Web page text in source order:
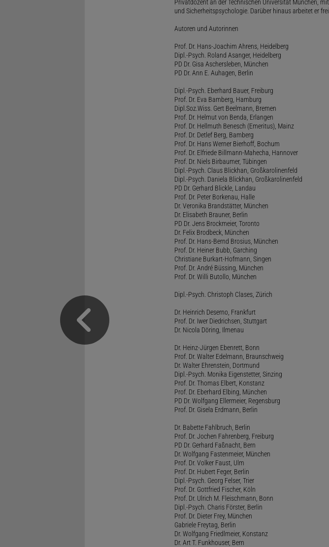
Privatdozent an der Technischen Universität München,
und Sicherheitspsychologie. Darüber hinaus arbeitet er
Autoren und Autorinnen
Prof. Dr. Hans-Joachim Ahrens, Heidelberg
Dipl.-Psych. Roland Asanger, Heidelberg
PD Dr. Gisa Aschersleben, München
PD Dr. Ann E. Auhagen, Berlin
Dipl.-Psych. Eberhard Bauer, Freiburg
Prof. Dr. Eva Bamberg, Hamburg
Dipl.Soz.Wiss. Gert Beelmann, Bremen
Prof. Dr. Helmut von Benda, Erlangen
Prof. Dr. Hellmuth Benesch (Emeritus), Mainz
Prof. Dr. Detlef Berg, Bamberg
Prof. Dr. Hans Werner Bierhoff, Bochum
Prof. Dr. Elfriede Billmann-Mahecha, Hannover
Prof. Dr. Niels Birbaumer, Tübingen
Dipl.-Psych. Claus Blickhan, Großkarolinenfeld
Dipl.-Psych. Daniela Blickhan, Großkarolinenfeld
PD Dr. Gerhard Blickle, Landau
Prof. Dr. Peter Borkenau, Halle
Dr. Veronika Brandstätter, München
Dr. Elisabeth Brauner, Berlin
PD Dr. Jens Brockmeier, Toronto
Dr. Felix Brodbeck, München
Prof. Dr. Hans-Bernd Brosius, München
Prof. Dr. Heiner Bubb, Garching
Christiane Burkart-Hofmann, Singen
Prof. Dr. André Büssing, München
Prof. Dr. Willi Butollo, München
Dipl.-Psych. Christoph Clases, Zürich
Dr. Heinrich Deserno, Frankfurt
Prof. Dr. Iwer Diedrichsen, Stuttgart
Dr. Nicola Döring, Ilmenau
Dr. Heinz-Jürgen Ebenrett, Bonn
Prof. Dr. Walter Edelmann, Braunschweig
Dr. Walter Ehrenstein, Dortmund
Dipl.-Psych. Monika Eigenstetter, Sinzing
Prof. Dr. Thomas Elbert, Konstanz
Prof. Dr. Eberhard Elbing, München
PD Dr. Wolfgang Ellermeier, Regensburg
Prof. Dr. Gisela Erdmann, Berlin
Dr. Babette Fahlbruch, Berlin
Prof. Dr. Jochen Fahrenberg, Freiburg
PD Dr. Gerhard Faßnacht, Bern
Dr. Wolfgang Fastenmeier, München
Prof. Dr. Volker Faust, Ulm
Prof. Dr. Hubert Feger, Berlin
Dipl.-Psych. Georg Felser, Trier
Prof. Dr. Gottfried Fischer, Köln
Prof. Dr. Ulrich M. Fleischmann, Bonn
Dipl.-Psych. Charis Förster, Berlin
Prof. Dr. Dieter Frey, München
Gabriele Freytag, Berlin
Dr. Wolfgang Friedlmeier, Konstanz
Dr. Art T. Funkhouser, Bern